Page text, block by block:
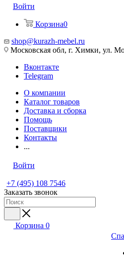
Войти
Корзина0
shop@kurazh-mebel.ru
Московская обл, г. Химки, ул.
Вконтакте
Telegram
О компании
Каталог товаров
Доставка и сборка
Помощь
Поставщики
Контакты
...
Войти
+7 (495) 108 7546
Заказать звонок
Корзина 0